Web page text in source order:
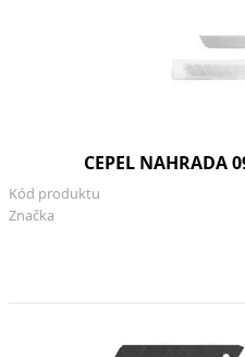
CEPEL NAHRADA
Značka
Kód produktu